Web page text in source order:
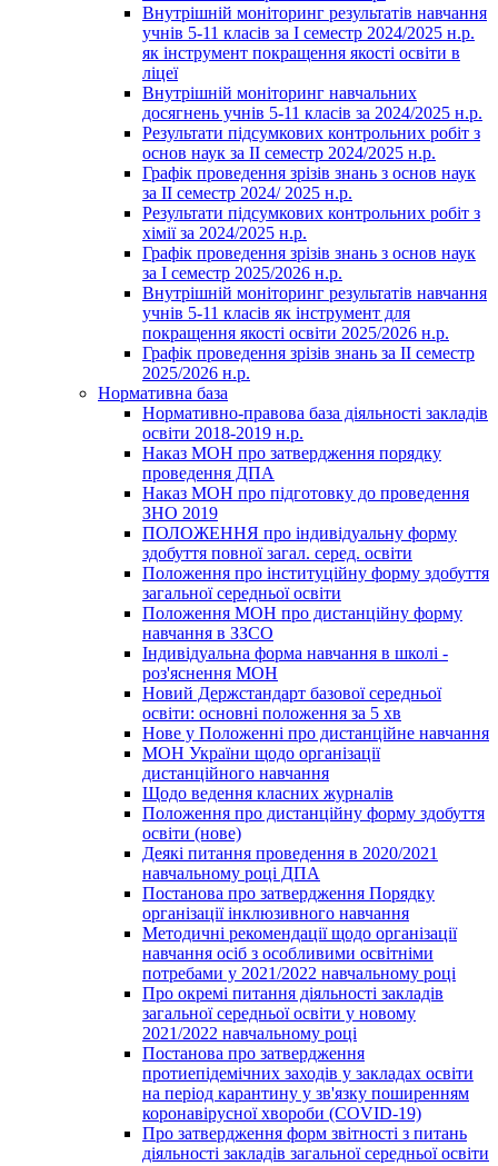
Внутрішній моніторинг результатів навчання
учнів 5-11 класів за І семестр 2024/2025 н.р.
як інструмент покращення якості освіти в
ліцеї
Внутрішній моніторинг навчальних
досягнень учнів 5-11 класів за 2024/2025 н.р.
Результати підсумкових контрольних робіт з
основ наук за ІІ семестр 2024/2025 н.р.
Графік проведення зрізів знань з основ наук
за ІІ семестр 2024/ 2025 н.р.
Результати підсумкових контрольних робіт з
хімії за 2024/2025 н.р.
Графік проведення зрізів знань з основ наук
за І семестр 2025/2026 н.р.
Внутрішній моніторинг результатів навчання
учнів 5-11 класів як інструмент для
покращення якості освіти 2025/2026 н.р.
Графік проведення зрізів знань за ІІ семестр
2025/2026 н.р.
Нормативна база
Нормативно-правова база діяльності закладів
освіти 2018-2019 н.р.
Наказ МОН про затвердження порядку
проведення ДПА
Наказ МОН про підготовку до проведення
ЗНО 2019
ПОЛОЖЕННЯ про індивідуальну форму
здобуття повної загал. серед. освіти
Положення про інституційну форму здобуття
загальної середньої освіти
Положення МОН про дистанційну форму
навчання в ЗЗСО
Індивідуальна форма навчання в школі -
роз'яснення МОН
Новий Держстандарт базової середньої
освіти: основні положення за 5 хв
Нове у Положенні про дистанційне навчання
МОН України щодо організації
дистанційного навчання
Щодо ведення класних журналів
Положення про дистанційну форму здобуття
освіти (нове)
Деякі питання проведення в 2020/2021
навчальному році ДПА
Постанова про затвердження Порядку
організації інклюзивного навчання
Методичні рекомендації щодо організації
навчання осіб з особливими освітніми
потребами у 2021/2022 навчальному році
Про окремі питання діяльності закладів
загальної середньої освіти у новому
2021/2022 навчальному році
Постанова про затвердження
протиепідемічних заходів у закладах освіти
на період карантину у зв'язку поширенням
коронавірусної хвороби (COVID-19)
Про затвердження форм звітності з питань
діяльності закладів загальної середньої освіти